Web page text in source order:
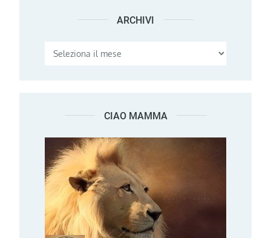
ARCHIVI Archivi
CIAO MAMMA